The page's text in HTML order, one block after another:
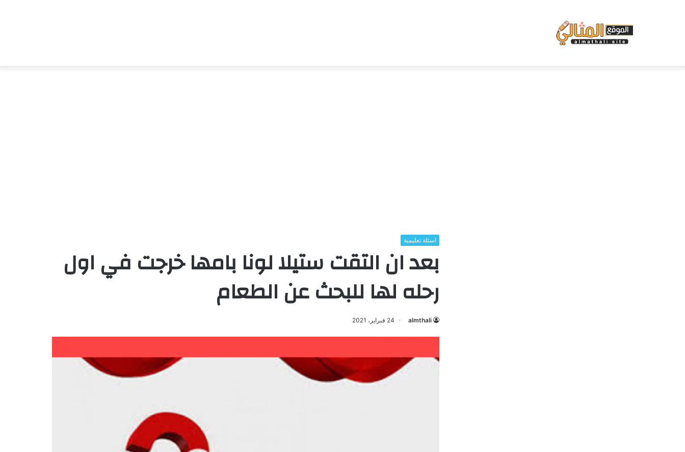
اسئلة تعليمية
بعد ان التقت ستيلا لونا بامها خرجت في اول
رحله لها للبحث عن الطعام
almthali 24 فبراير، 2021